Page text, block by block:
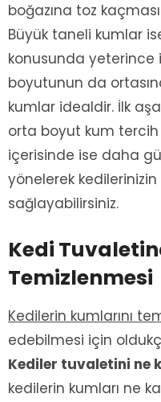
boğazına toz
Büyük taneli kumlar
konusunda yeterince
boyutunun da
kumlar idealdir. İlk
orta boyut kum
içerisinde ise daha
yönelerek
sağlayabilirsiniz.
Kedi
Temizlenmesi
Kedilerin kumlarını
edebilmesi için
Kediler tuvaletini ne
kedilerin kumları ne